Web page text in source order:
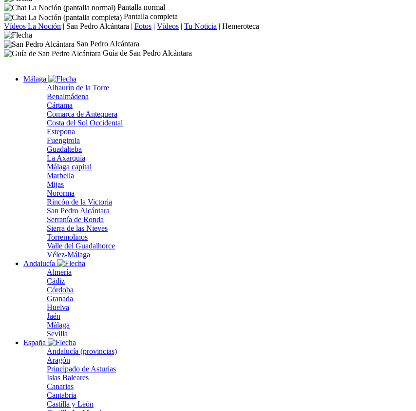
Pantalla normal
Pantalla completa
Vídeos La Noción | San Pedro Alcántara | Fotos | Vídeos | Tu Noticia | Hemeroteca
San Pedro Alcántara
Guía de San Pedro Alcántara
Málaga
Alhaurín de la Torre
Benalmádena
Cártama
Comarca de Antequera
Costa del Sol Occidental
Estepona
Fuengirola
Guadalteba
La Axarquía
Málaga capital
Marbella
Mijas
Nororma
Rincón de la Victoria
San Pedro Alcántara
Serranía de Ronda
Sierra de las Nieves
Torremolinos
Valle del Guadalhorce
Vélez-Málaga
Andalucía
Almería
Cádiz
Córdoba
Granada
Huelva
Jaén
Málaga
Sevilla
España
Andalucía (provincias)
Aragón
Principado de Asturias
Islas Baleares
Canarias
Cantabria
Castilla y León